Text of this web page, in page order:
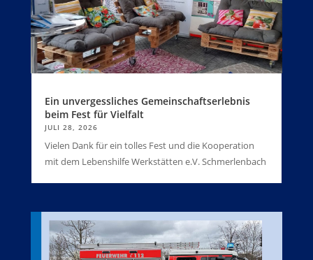
Ein unvergessliches Gemeinschaftserlebnis
beim Fest für Vielfalt
JULI 28, 2026
Vielen Dank für ein tolles Fest und die Kooperation
mit dem Lebenshilfe Werkstätten e.V. Schmerlenbach